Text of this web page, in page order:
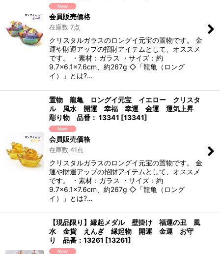
会員販売価格
在庫数 7点
クリスタルガラスのロングイ元宝の置物です。 金
運や財運アップの招財アイテムとして、オススメ
です。 ・素材：ガラス ・サイズ：約
9.7×6.1×7.6cm、約267g ◇「龍亀（ロング
イ）」とは?…
置物 龍亀 ロングイ元宝 イエロー クリスタ
ル 風水 開運 幸福 幸運 金運 運気上昇
彫り物 品番： 13341 [13341]
会員販売価格
在庫数 41点
クリスタルガラスのロングイ元宝の置物です。 金
運や財運アップの招財アイテムとして、オススメ
です。 ・素材：ガラス ・サイズ：約
9.7×6.1×7.6cm、約267g ◇「龍亀（ロング
イ）」とは?…
【現品限り】縁起メダル 壁掛け 福運の丑 風
水 金貨 えんぎ 縁起物 開運 金運 お守
り 品番：13261 [13261]